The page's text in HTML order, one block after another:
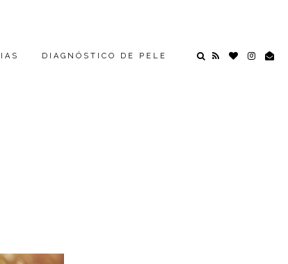
DIAGNÓSTICO DE PELE